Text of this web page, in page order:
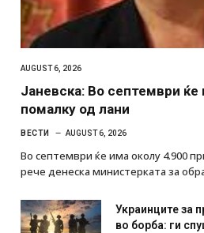
AUGUST 6, 2026
Јаневска: Во септември
помалку од лани
ВЕСТИ AUGUST 6, 2026
Во септември ќе има околу 4.900
рече денеска министерката за
Украинците за
во борба: ги